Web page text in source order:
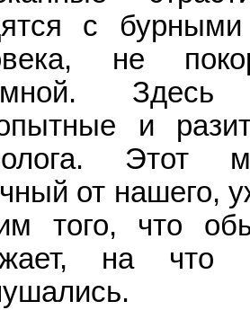
с бурными
не
Здесь
и
Этот
от нашего,
того, что
на что